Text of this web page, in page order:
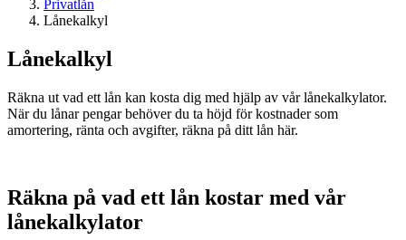
Privatlån
Lånekalkyl
Lånekalkyl
Räkna ut vad ett lån kan kosta dig med hjälp av vår lånekalkylator.
När du lånar pengar behöver du ta höjd för kostnader som
amortering, ränta och avgifter, räkna på ditt lån här.
Räkna på vad ett lån kostar med vår
lånekalkylator